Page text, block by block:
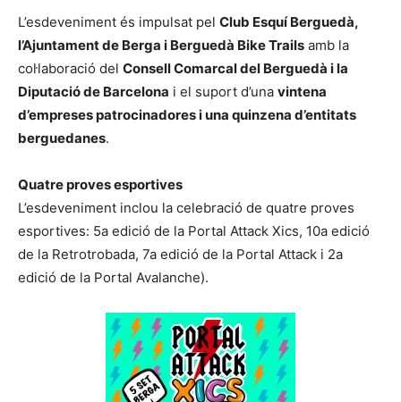
L’esdeveniment és impulsat pel Club Esquí Berguedà,
l’Ajuntament de Berga i Berguedà Bike Trails amb la
col·laboració del Consell Comarcal del Berguedà i la
Diputació de Barcelona i el suport d’una vintena
d’empreses patrocinadores i una quinzena d’entitats
berguedanes.
Quatre proves esportives
L’esdeveniment inclou la celebració de quatre proves
esportives: 5a edició de la Portal Attack Xics, 10a edició
de la Retrotrobada, 7a edició de la Portal Attack i 2a
edició de la Portal Avalanche).